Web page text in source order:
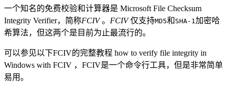
一个知名的免费校验和计算器是 Microsoft File Checksum
Integrity Verifier，简称FCIV。 FCIV仅支持MD5和 SHA-1 加密哈
希算法，但这两个是目前为止最流行的。
可以参见以下FCIV的完整教程 how to verify file integrity in
Windows with FCIV ，FCIV是一个命令行工具，但是非常简单
易用。